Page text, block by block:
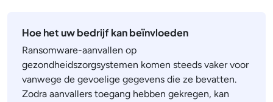
Hoe het uw bedrijf kan beïnvloeden
Ransomware-aanvallen op
gezondheidszorgsystemen komen steeds vaker voor
vanwege de gevoelige gegevens die ze bevatten.
Zodra aanvallers toegang hebben gekregen, kan